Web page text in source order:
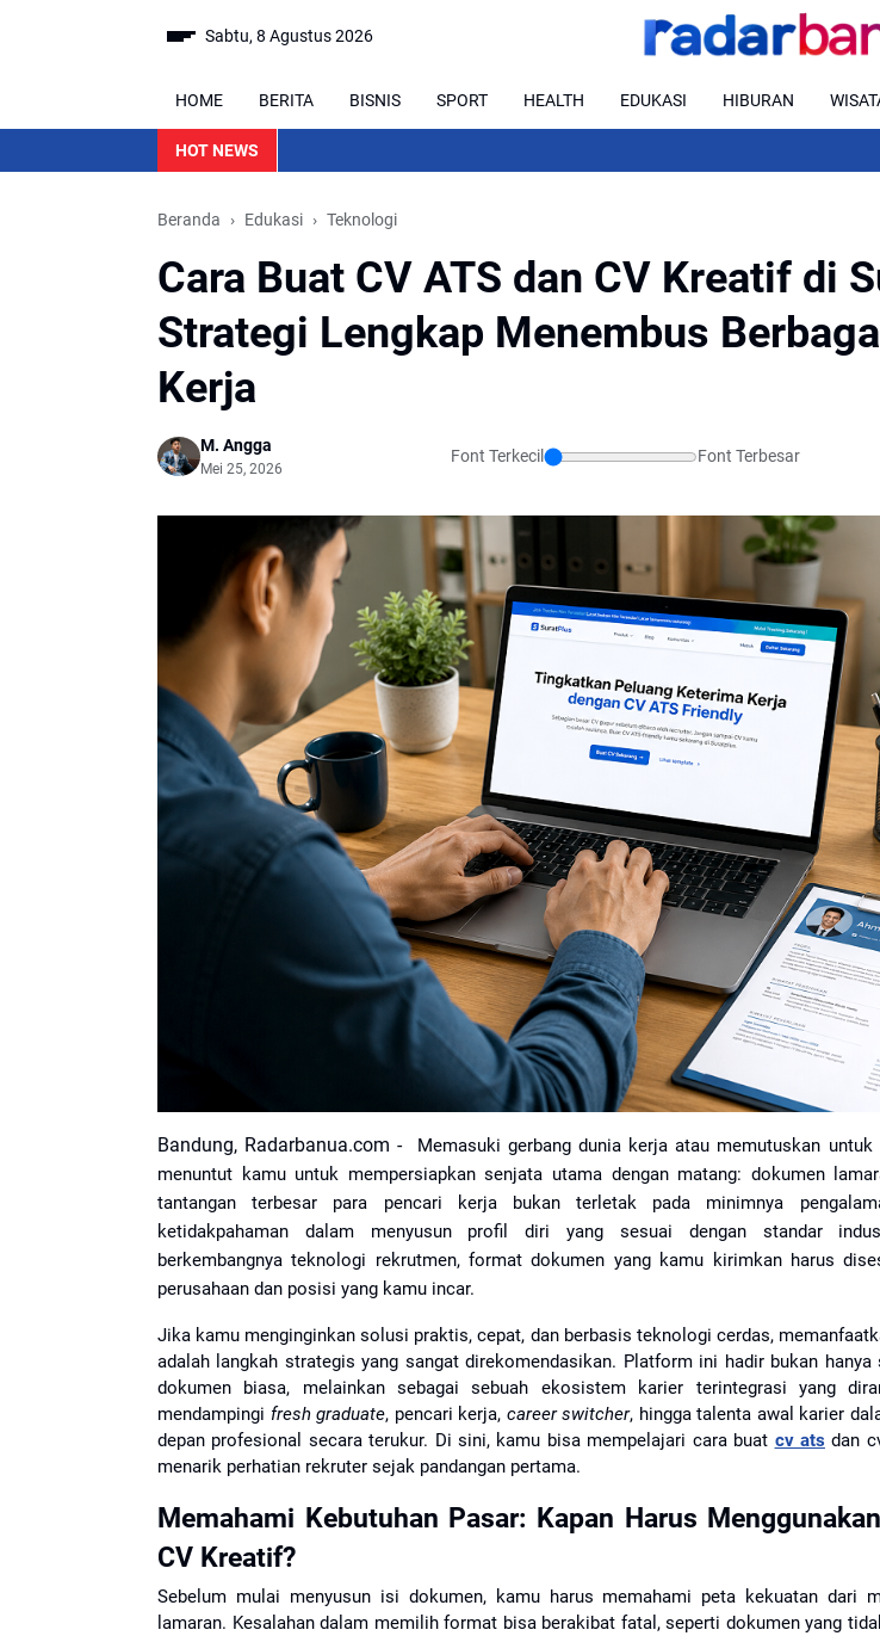
Sabtu, 8 Agustus 2026
HOME BERITA BISNIS SPORT HEALTH EDUKASI HIBURAN
HOT NEWS
Beranda Edukasi Teknologi
Cara Buat CV ATS dan CV Kreatif di
Strategi Lengkap Menembus
Kerja
M. Angga
Mei 25, 2026
Font Terkecil Font Terbesar
Bandung, Radarbanua.com -
Memasuki gerbang dunia kerja atau memutuskan
menuntut kamu untuk mempersiapkan senjata utama dengan matang: dokumen
tantangan terbesar para pencari kerja bukan terletak pada minimnya
ketidakpahaman dalam menyusun profil diri yang sesuai dengan standar
berkembangnya teknologi rekrutmen, format dokumen yang kamu kirimkan harus
perusahaan dan posisi yang kamu incar.
Jika kamu menginginkan solusi praktis, cepat, dan berbasis teknologi cerdas,
adalah langkah strategis yang sangat direkomendasikan. Platform ini hadir bukan hanya
dokumen biasa, melainkan sebagai sebuah ekosistem karier terintegrasi yang
mendampingi fresh graduate, pencari kerja, career switcher, hingga talenta awal karier
depan profesional secara terukur. Di sini, kamu bisa mempelajari cara buat cv ats dan
menarik perhatian rekruter sejak pandangan pertama.
Memahami Kebutuhan Pasar: Kapan Harus
CV Kreatif?
Sebelum mulai menyusun isi dokumen, kamu harus memahami peta kekuatan dari
lamaran. Kesalahan dalam memilih format bisa berakibat fatal, seperti dokumen yang